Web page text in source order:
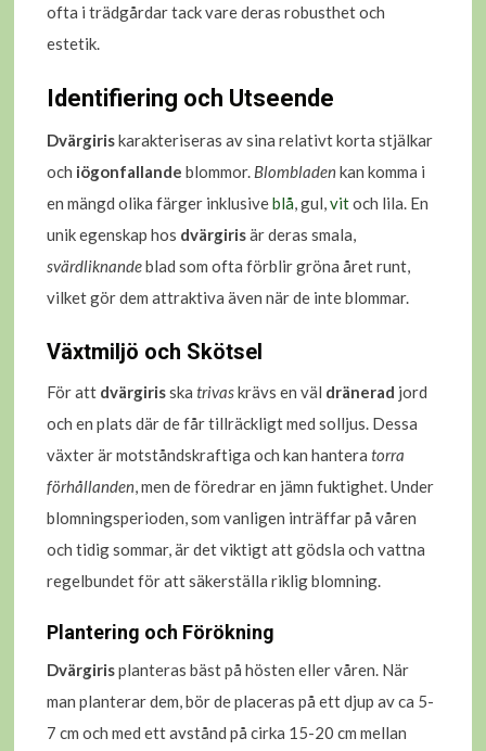
ofta i trädgårdar tack vare deras robusthet och
estetik.
Identifiering och Utseende
Dvärgiriskarakteriseras av sina relativt korta stjälkar
och iögonfallande blommor. Blombladenkan komma i
en mängd olika färger inklusiveblå, gul,vitoch lila. En
unik egenskap hos dvärgirisär deras smala,
svärdliknandeblad som ofta förblir gröna året runt,
vilket gör dem attraktiva även när de inte blommar.
Växtmiljö och Skötsel
För att dvärgirisskatrivaskrävs en väl dränerad jord
och en plats där de får tillräckligt med solljus. Dessa
växter är motståndskraftiga och kan hanteratorra
förhållanden, men de föredrar en jämn fuktighet. Under
blomningsperioden, som vanligen inträffar på våren
och tidig sommar, är det viktigt att gödsla och vattna
regelbundet för att säkerställa riklig blomning.
Plantering och Förökning
Dvärgirisplanteras bäst på hösten eller våren. När
man planterar dem, bör de placeras på ett djup av ca 5-
7 cm och med ett avstånd på cirka 15-20 cm mellan